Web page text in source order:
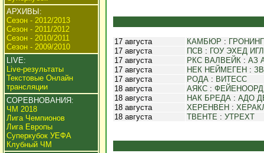
АРХИВЫ:
Сезон - 2012/2013
Сезон - 2011/2012
Сезон - 2010/2011
Сезон - 2009/2010
LIVE:
Live-результаты
Текстовые Онлайн
трансляции
СОРЕВНОВАНИЯ:
ЧМ 2018
Лига Чемпионов
Лига Европы
Суперкубок УЕФА
Клубный ЧМ
17 августа КАМБЮР :
17 августа
ПСВ : ГОУ ЭХЕД
17 августа
РКС ВАЛВЕЙК : АЗ
17 августа
НЕК НЕЙМЕГЕН :
17 августа
РОДА : ВИТЕСС
18 августа
АЯКС : ФЕЙЕНООРД
18 августа
НАК БРЕДА : АДО
18 августа
ХЕРЕНВЕН :
18 августа
ТВЕНТЕ : УТРЕХТ